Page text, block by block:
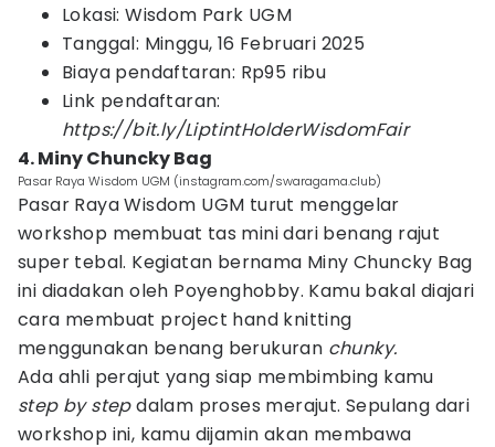
Lokasi: Wisdom Park UGM
Tanggal: Minggu, 16 Februari 2025
Biaya pendaftaran: Rp95 ribu
Link pendaftaran:
https://bit.ly/LiptintHolderWisdomFair
4. Miny Chuncky Bag
Pasar Raya Wisdom UGM (instagram.com/swaragama.club)
Pasar Raya Wisdom UGM turut menggelar
workshop membuat tas mini dari benang rajut
super tebal. Kegiatan bernama Miny Chuncky Bag
ini diadakan oleh Poyenghobby. Kamu bakal diajari
cara membuat project hand knitting
menggunakan benang berukuran chunky.
Ada ahli perajut yang siap membimbing kamu
step by stepdalam proses merajut. Sepulang dari
workshop ini, kamu dijamin akan membawa